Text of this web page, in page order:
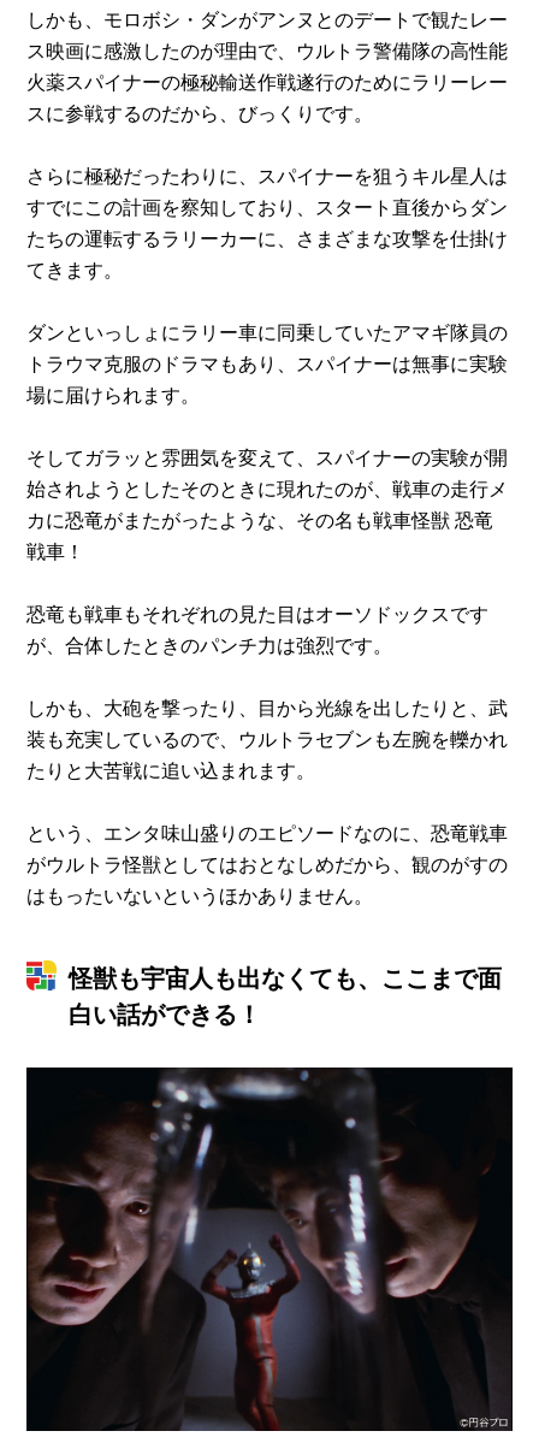
しかも、モロボシ・ダンがアンヌとのデートで観たレー
ス映画に感激したのが理由で、ウルトラ警備隊の高性能
火薬スパイナーの極秘輸送作戦遂行のためにラリーレー
スに参戦するのだから、びっくりです。
さらに極秘だったわりに、スパイナーを狙うキル星人は
すでにこの計画を察知しており、スタート直後からダン
たちの運転するラリーカーに、さまざまな攻撃を仕掛け
てきます。
ダンといっしょにラリー車に同乗していたアマギ隊員の
トラウマ克服のドラマもあり、スパイナーは無事に実験
場に届けられます。
そしてガラッと雰囲気を変えて、スパイナーの実験が開
始されようとしたそのときに現れたのが、戦車の走行メ
カに恐竜がまたがったような、その名も戦車怪獣 恐竜
戦車！
恐竜も戦車もそれぞれの見た目はオーソドックスです
が、合体したときのパンチ力は強烈です。
しかも、大砲を撃ったり、目から光線を出したりと、武
装も充実しているので、ウルトラセブンも左腕を轢かれ
たりと大苦戦に追い込まれます。
という、エンタ味山盛りのエピソードなのに、恐竜戦車
がウルトラ怪獣としてはおとなしめだから、観のがすの
はもったいないというほかありません。
怪獣も宇宙人も出なくても、ここまで面
白い話ができる！